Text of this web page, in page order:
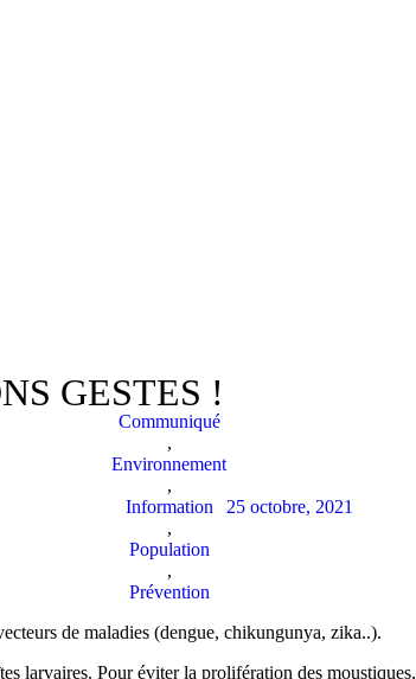
GESTES !
Communiqué
,
Environnement
,
Information
,
Population
,
Prévention
25 octobre, 2021
de maladies (dengue, chikungunya, zika..).
larvaires. Pour éviter la prolifération des moustiques,